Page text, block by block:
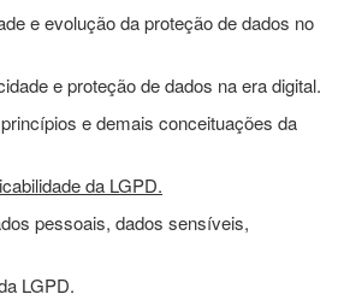
e evolução da proteção de dados no
e proteção de dados na era digital.
e demais conceituações da
da LGPD.
pessoais, dados sensíveis,
LGPD.